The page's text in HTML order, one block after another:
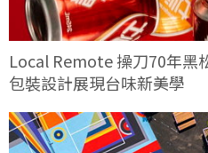
Local Remote 操刀70年黑
包裝設計展現台味新美學